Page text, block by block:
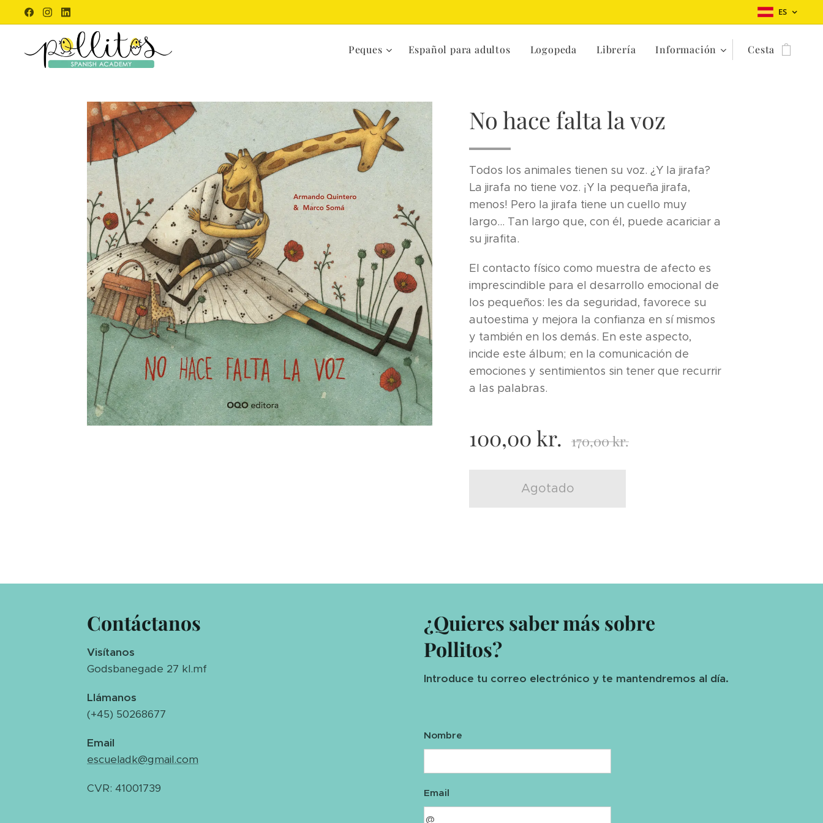
ES
Peques Español para adultos Logopeda Librería Información Cesta
No hace falta la voz
Todos los animales tienen su voz. ¿Y la jirafa?
La jirafa no tiene voz. ¡Y la pequeña jirafa,
menos! Pero la jirafa tiene un cuello muy
largo... Tan largo que, con él, puede acariciar a
su jirafita.
El contacto físico como muestra de afecto es
imprescindible para el desarrollo emocional de
los pequeños: les da seguridad, favorece su
autoestima y mejora la confianza en sí mismos
y también en los demás. En este aspecto,
incide este álbum; en la comunicación de
emociones y sentimientos sin tener que recurrir
a las palabras.
100,00kr. 170,00kr.
Agotado
Contáctanos
Visítanos
Godsbanegade 27 kl.mf
Llámanos
(+45) 50268677
Email
escueladk@gmail.com
CVR: 41001739
¿Quieres saber más sobre
Pollitos?
Introduce tu correo electrónico y te mantendremos al día.
Nombre
Email